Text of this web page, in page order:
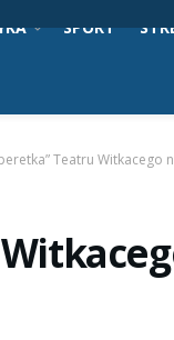
SPORT
Teatru Witkacego